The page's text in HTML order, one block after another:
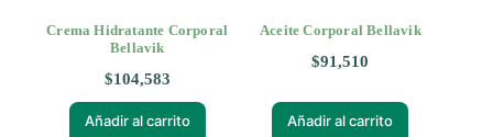
Crema Hidratante Corporal
Bellavik
$104,583
Añadir al carrito
Aceite Corporal Bellavik
$91,510
Añadir al carrito